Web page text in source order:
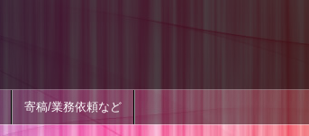
寄稿/業務依頼など